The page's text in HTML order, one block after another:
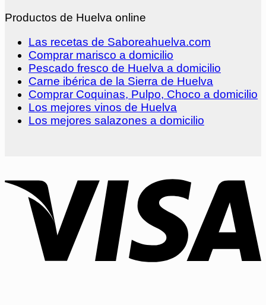
Productos de Huelva online
Las recetas de Saboreahuelva.com
Comprar marisco a domicilio
Pescado fresco de Huelva a domicilio
Carne ibérica de la Sierra de Huelva
Comprar Coquinas, Pulpo, Choco a domicilio
Los mejores vinos de Huelva
Los mejores salazones a domicilio